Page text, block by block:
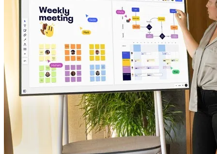
Tables
Docs
Slides
Käyttöskenaariot
Esittelyssä
AI-pelikirjat
Tutustu Miroverseen
Yleistä
Kaaviointi
Työpajat
Aivoriihityöskentely
Ajatuskartat
Käsitekartat
Vuokaaviot
Erikoistunut
Tiekartat